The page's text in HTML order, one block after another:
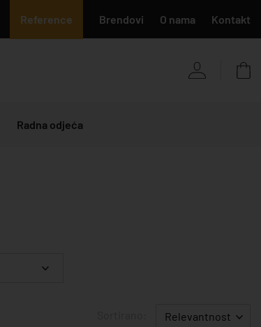
Reference Brendovi O nama Kontakt
Radna odjeća
Relevantnost